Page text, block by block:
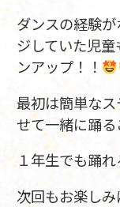
ダンスの経験
ジしていた児
ンアップ！！
最初は簡単な
せて一緒に踊
１年生でも踊
次回もお楽しみ